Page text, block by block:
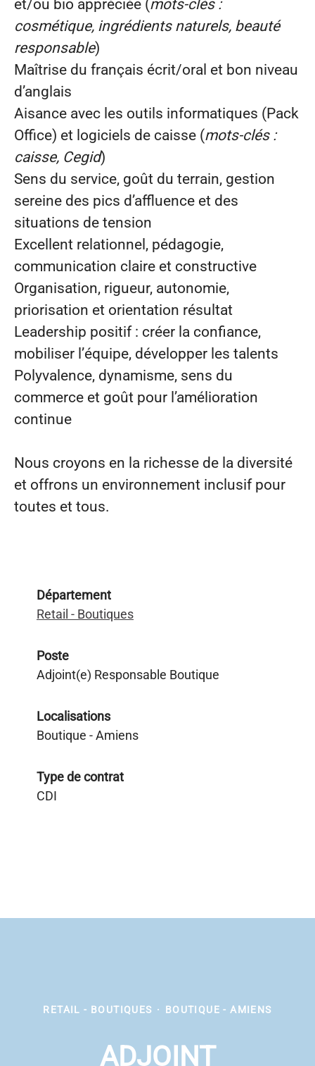
et/ou bio appréciée (mots‑clés :
cosmétique, ingrédients naturels, beauté
responsable)
Maîtrise du français écrit/oral et bon niveau
d’anglais
Aisance avec les outils informatiques (Pack
Office) et logiciels de caisse (mots‑clés :
caisse, Cegid)
Sens du service, goût du terrain, gestion
sereine des pics d’affluence et des
situations de tension
Excellent relationnel, pédagogie,
communication claire et constructive
Organisation, rigueur, autonomie,
priorisation et orientation résultat
Leadership positif : créer la confiance,
mobiliser l’équipe, développer les talents
Polyvalence, dynamisme, sens du
commerce et goût pour l’amélioration
continue
Nous croyons en la richesse de la diversité
et offrons un environnement inclusif pour
toutes et tous.
Département
Retail - Boutiques
Poste
Adjoint(e) Responsable Boutique
Localisations
Boutique - Amiens
Type de contrat
CDI
RETAIL - BOUTIQUES · BOUTIQUE - AMIENS
ADJOINT